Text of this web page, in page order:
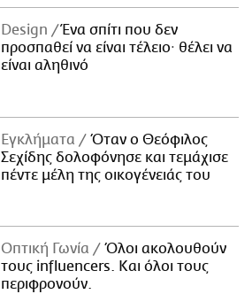
Design
Ένα σπίτι που δεν
προσπαθεί να είναι τέλειο· θέλει να
είναι αληθινό
Εγκλήματα
Όταν ο Θεόφιλος
Σεχίδης δολοφόνησε και τεμάχισε
πέντε μέλη της οικογένειάς του
Οπτική Γωνία
Όλοι ακολουθούν
τους influencers. Και όλοι τους
περιφρονούν.